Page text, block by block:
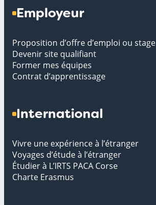
Employeur
Proposition d’offre d’emploi ou stage
Devenir site qualifiant
Former mes équipes
Contrat d’apprentissage
International
Vivre une expérience à l’étranger
Voyages d’étude à l’étranger
Étudier à L’IRTS PACA Corse
Charte Erasmus